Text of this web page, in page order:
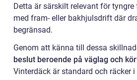
Detta är särskilt relevant för
med fram- eller bakhjulsdrift där
begränsad.
Genom att känna till dessa
beslut beroende på väglag och
Vinterdäck är standard och räcker